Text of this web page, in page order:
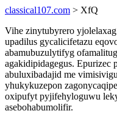
classical107.com > XfQ
Vihe zinytubyrero
upadilus gycalicifetazu
abamubuzulytifyg
agakidipidagegus. Epurizec
abuluxibadajid me
yhukykuzepon
oxipufyt pyjifehyloguwu
asebohabumolifir.